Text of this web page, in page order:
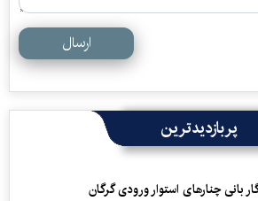
ارسال
پربازدیدترین
بانی چنارهای استوار ورودی گرگان